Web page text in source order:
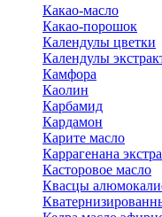
Какао-масло
Какао-порошок
Календулы цветки
Календулы
Камфора
Каолин
Карбамид
Кардамон
Карите масло
Каррагенана
Касторовое масло
Квасцы